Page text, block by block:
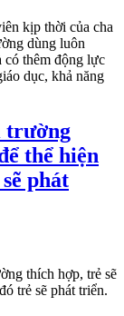
kịp thời của cha
dùng luôn
có thêm động lực
dục, khả năng
trường
thể hiện
phát
thích hợp, trẻ sẽ
trẻ sẽ phát triển.